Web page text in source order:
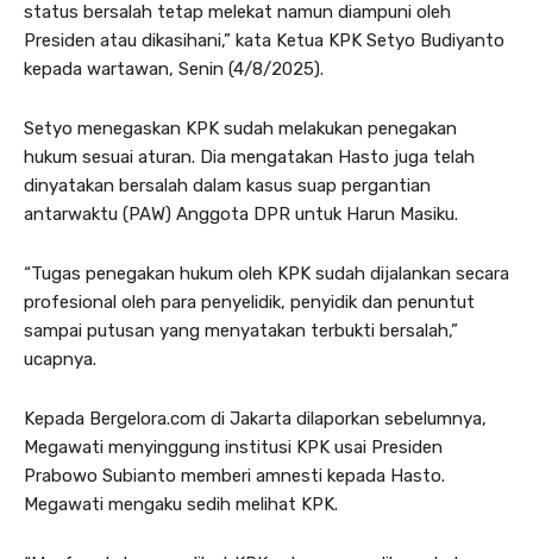
status bersalah tetap melekat namun diampuni oleh
Presiden atau dikasihani,” kata Ketua KPK Setyo Budiyanto
kepada wartawan, Senin (4/8/2025).
Setyo menegaskan KPK sudah melakukan penegakan
hukum sesuai aturan. Dia mengatakan Hasto juga telah
dinyatakan bersalah dalam kasus suap pergantian
antarwaktu (PAW) Anggota DPR untuk Harun Masiku.
“Tugas penegakan hukum oleh KPK sudah dijalankan secara
profesional oleh para penyelidik, penyidik dan penuntut
sampai putusan yang menyatakan terbukti bersalah,”
ucapnya.
Kepada Bergelora.com di Jakarta dilaporkan sebelumnya,
Megawati menyinggung institusi KPK usai Presiden
Prabowo Subianto memberi amnesti kepada Hasto.
Megawati mengaku sedih melihat KPK.